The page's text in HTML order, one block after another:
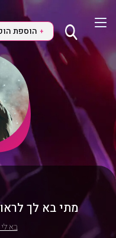
+ הוספת
מתי בא לך
בא